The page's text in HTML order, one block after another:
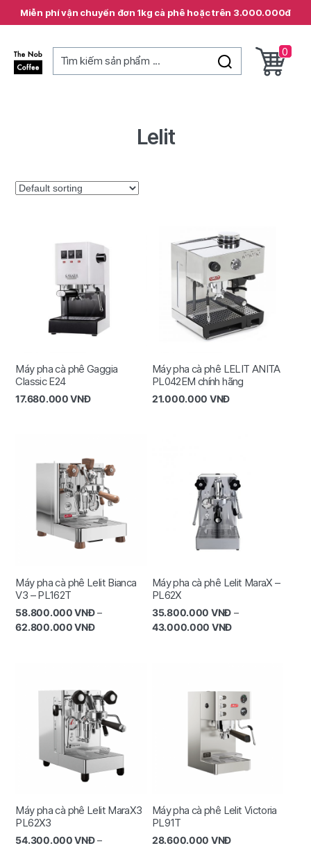
Miễn phí vận chuyển đơn 1kg cà phê hoặc trên 3.000.000đ
Tìm kiếm sản phẩm ...
0
Lelit
Máy pha cà phê Gaggia
Classic E24
17.680.000VNĐ
Máy pha cà phê LELIT ANITA
PL042EM chính hãng
21.000.000 VNĐ
Máy pha cà phê Lelit Bianca
V3 – PL162T
58.800.000VNĐ–
62.800.000VNĐ
Máy pha cà phê Lelit MaraX –
PL62X
35.800.000 VNĐ –
43.000.000 VNĐ
Máy pha cà phê Lelit MaraX3
PL62X3
54.300.000VNĐ–
Máy pha cà phê Lelit Victoria
PL91T
28.600.000 VNĐ